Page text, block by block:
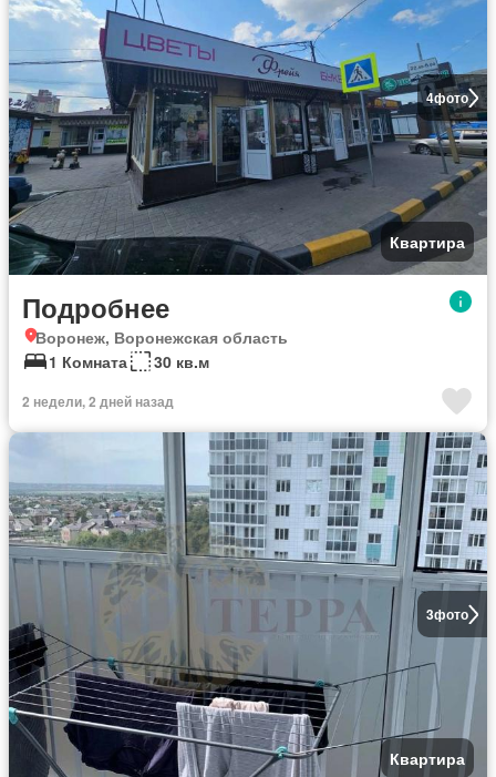
4фото
Квартира
Подробнее
Воронеж, Воронежская область
1 Комната
30 кв.м
2 недели, 2 дней назад
3фото
Квартира